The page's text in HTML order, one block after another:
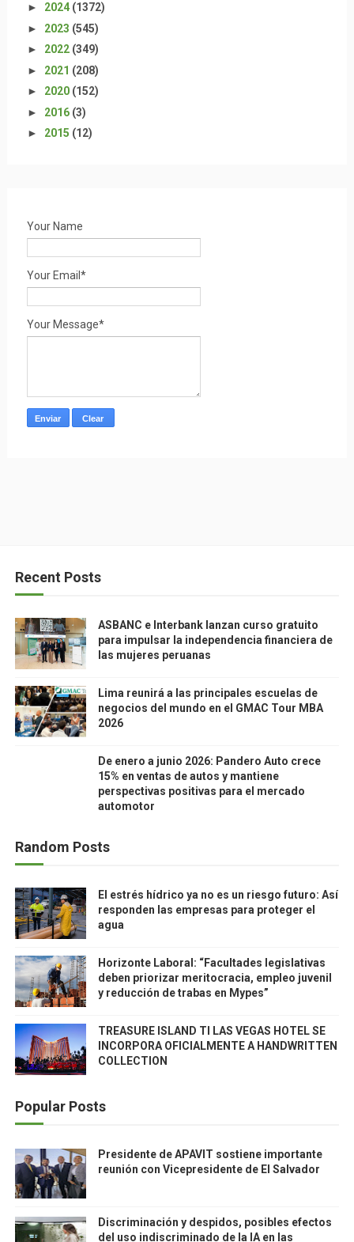
► 2024 (1372)
► 2023 (545)
► 2022 (349)
► 2021 (208)
► 2020 (152)
► 2016 (3)
► 2015 (12)
Your Name
Your Email*
Your Message*
Recent Posts
ASBANC e Interbank lanzan curso gratuito
para impulsar la independencia financiera de
las mujeres peruanas
Lima reunirá a las principales escuelas de
negocios del mundo en el GMAC Tour MBA
2026
De enero a junio 2026: Pandero Auto crece
15% en ventas de autos y mantiene
perspectivas positivas para el mercado
automotor
Random Posts
El estrés hídrico ya no es un riesgo futuro: Así
responden las empresas para proteger el
agua
Horizonte Laboral: “Facultades legislativas
deben priorizar meritocracia, empleo juvenil
y reducción de trabas en Mypes”
TREASURE ISLAND TI LAS VEGAS HOTEL SE
INCORPORA OFICIALMENTE A HANDWRITTEN
COLLECTION
Popular Posts
Presidente de APAVIT sostiene importante
reunión con Vicepresidente de El Salvador
Discriminación y despidos, posibles efectos
del uso indiscriminado de la IA en las